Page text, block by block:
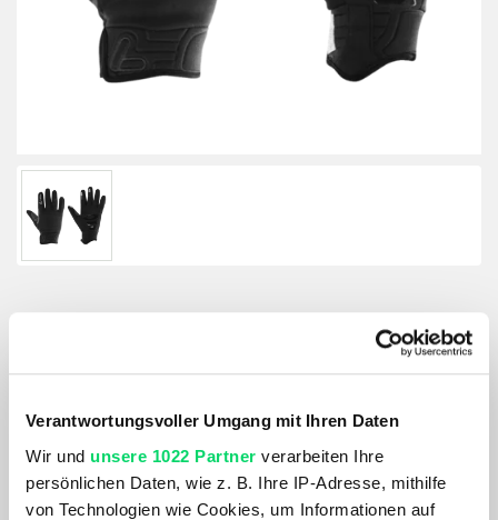
Verantwortungsvoller Umgang mit Ihren Daten
Wir und unsere 1022 Partner verarbeiten Ihre
persönlichen Daten, wie z. B. Ihre IP-Adresse, mithilfe
von Technologien wie Cookies, um Informationen auf
Größe:
GRÖSSE VARIANTE WÄHLEN
Farbe: